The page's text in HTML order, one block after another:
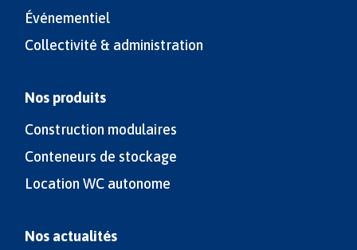
Événementiel
Collectivité & administration
Nos produits
Construction modulaires
Conteneurs de stockage
Location WC autonome
Nos actualités